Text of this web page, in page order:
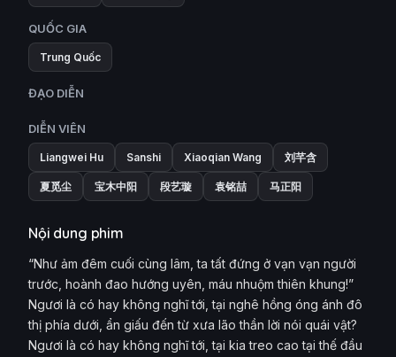
QUỐC GIA
Trung Quốc
ĐẠO DIỄN
DIỄN VIÊN
Liangwei Hu Sanshi Xiaoqian Wang 刘芊含
夏觅尘 宝木中阳 段艺璇 袁铭喆 马正阳
Nội dung phim
“Như ảm đêm cuối cùng lâm, ta tất đứng ở vạn vạn người
trước, hoành đao hướng uyên, máu nhuộm thiên khung!”
Ngươi là có hay không nghĩ tới, tại nghê hồng óng ánh đô
thị phía dưới, ẩn giấu đến từ xưa lão thần lời nói quái vật?
Ngươi là có hay không nghĩ tới, tại kia treo cao tại thế đầu